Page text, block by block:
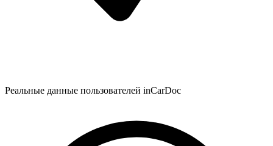
Реальные данные пользователей inCarDoc